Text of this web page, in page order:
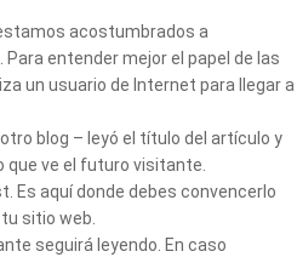
acostumbrados a
entender mejor el papel de las
un usuario de Internet para llegar a
blog – leyó el título del artículo y
que ve el futuro visitante.
Es aquí donde debes convencerlo
sitio web.
seguirá leyendo. En caso